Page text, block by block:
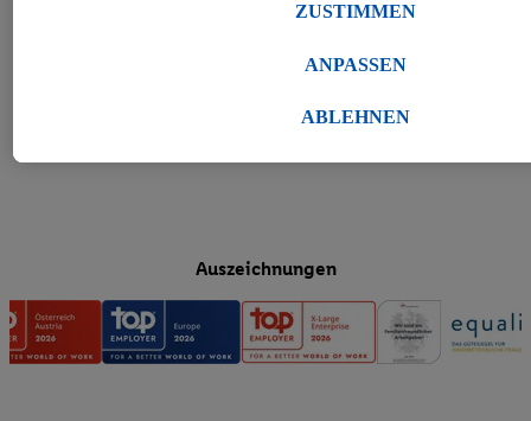
Auszeichnungen
Datenverarbeitungen finden. Durch einen Klick auf „Ablehnen“
Informationen, auch zur Speicherdauer der Daten und zu Ihrem
unserenDatenschutzbestimmungen.Die Impressen finden Sie hier.
ABLEHNEN
ANPASSEN
ZUSTIMMEN